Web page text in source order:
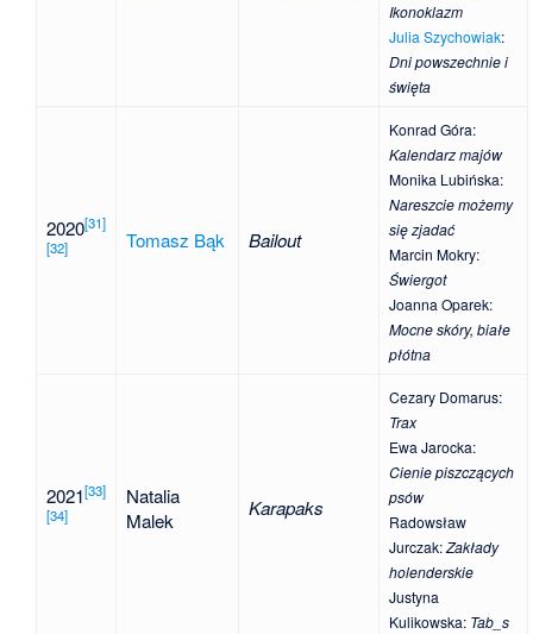
Ikonoklazm
Julia Szychowiak:
Dni powszechnie i
święta
2020[31]
[32] Tomasz Bąk Bailout
Konrad Góra:
Kalendarz majów
Monika Lubińska:
Nareszcie możemy
się zjadać
Marcin Mokry:
Świergot
Joanna Oparek:
Mocne skóry, białe
płótna
2021[33]
[34]
Natalia
Malek
Karapaks
Cezary Domarus:
Trax
Ewa Jarocka:
Cienie piszczących
psów
Radowsław
Jurczak:Zakłady
holenderskie
Justyna
Kulikowska: Tab_s